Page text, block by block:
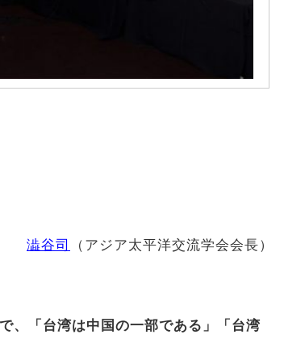
澁谷司 （アジア太平洋交流学会会長）
、「台湾は中国の一部である」「台湾